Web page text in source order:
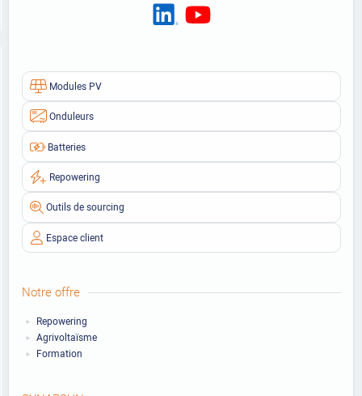
Modules PV
Onduleurs
Batteries
Repowering
Outils de sourcing
Espace client
Notre offre
Repowering
Agrivoltaïsme
Formation